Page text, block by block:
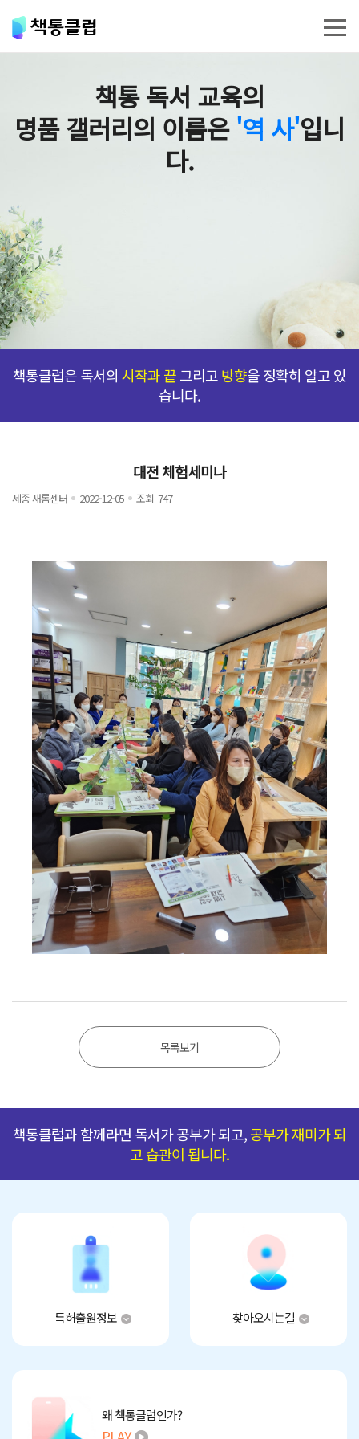
탁월한 선택
TEST 책통이
책통 독서 교육의
명품 갤러리의 이름은 '역 사'입니
다.
책통클럽은 독서의 시작과 끝그리고방향을 정확히 알고 있
습니다.
대전 체험세미나
세종 새롬센터 2022-12-05 조회 747
목록보기
책통클럽과 함께라면 독서가 공부가 되고,공부가 재미가 되
고 습관이 됩니다.
특허출원정보 찾아오시는길
왜 책통클럽인가?